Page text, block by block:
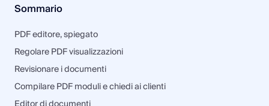
Sommario
PDF editore, spiegato
Regolare PDF visualizzazioni
Revisionare i documenti
Compilare PDF moduli e chiedi ai clienti